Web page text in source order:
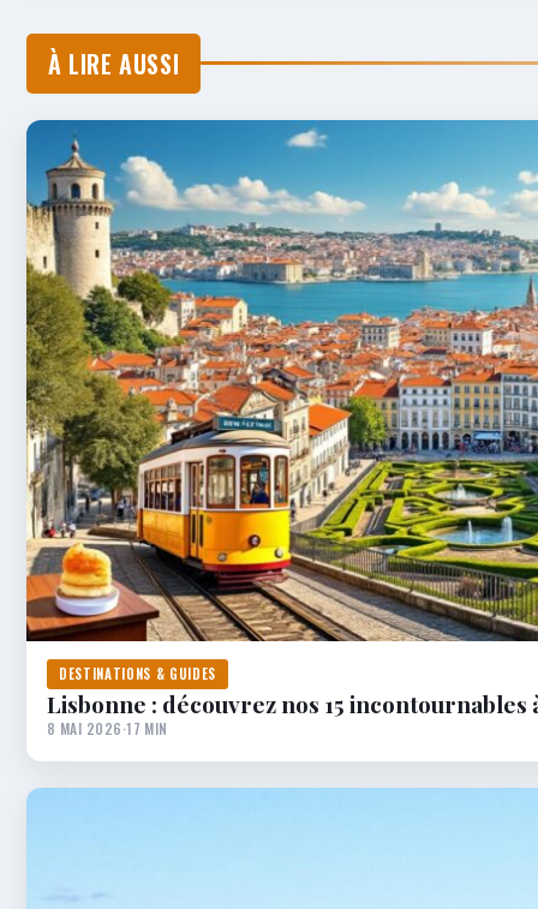
À LIRE AUSSI
DESTINATIONS & GUIDES
Lisbonne : découvrez nos 15 incontournables
8 MAI 2026·17 MIN